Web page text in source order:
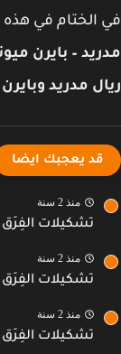
الختام في هذه
– بايرن ميونخ
مدريد وبايرن
قد يعجبك ايضا
منذ 2 سنة
تشكيلات الفِرَق
منذ 2 سنة
تشكيلات الفِرَق
منذ 2 سنة
تشكيلات الفِرَق